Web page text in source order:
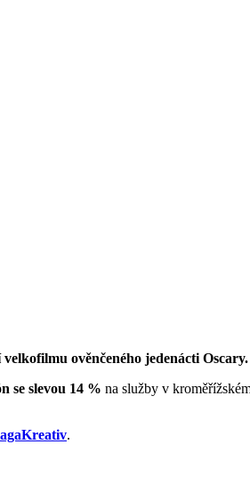
ověnčeného jedenácti Oscary.
se slevou 14 % na služby v
.